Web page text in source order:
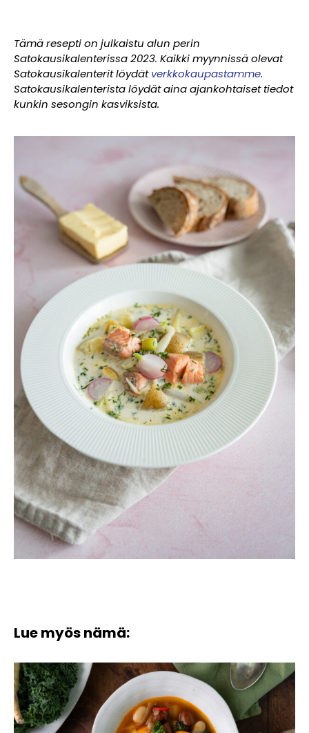
Tämä resepti on julkaistu alun perin
Satokausikalenterissa 2023. Kaikki myynnissä olevat
Satokausikalenterit löydätverkkokaupastamme.
Satokausikalenterista löydät aina ajankohtaiset tiedot
kunkin sesongin kasviksista.
Lue myös nämä: